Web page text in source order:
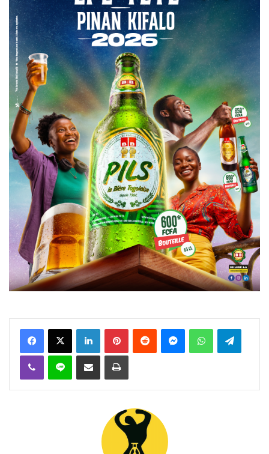
FacebookX Linkedin PinterestReddit MessengerWhatsAppTelegram
Viber Ligne Partager par email Imprimer